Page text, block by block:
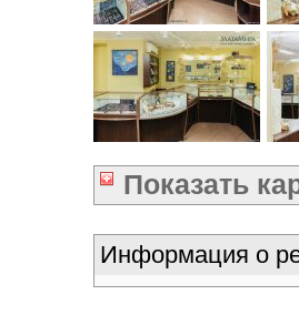
Показать
Информация о